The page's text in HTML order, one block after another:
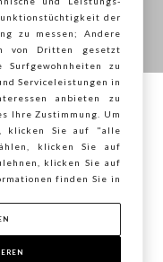
Winter
Palette des
Verlieben.
KAMPAGNE
Standort
der
zu messen; Andere
von Dritten gesetzt
zu
Serviceleistungen in
anbieten zu
Ihre Zustimmung. Um
klicken Sie auf "alle
klicken Sie auf
klicken Sie auf
finden Sie in